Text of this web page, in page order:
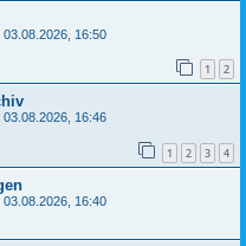
03.08.2026, 16:50
1 2
03.08.2026, 16:46
1 2 3 4
03.08.2026, 16:40